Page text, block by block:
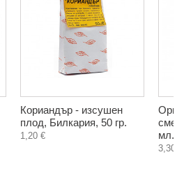
Кориандър - изсушен
плод, Билкария, 50 гр.
1,20 €
мл.
3,30 €